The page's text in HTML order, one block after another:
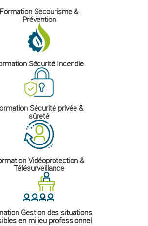
Formation Secourisme &
Prévention
Sécurité Incendie
Sécurité privée &
sûreté
Vidéoprotection &
Télésurveillance
Gestion des situations
en milieu professionnel